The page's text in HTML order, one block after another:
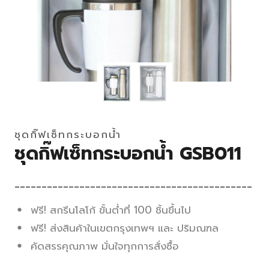
ชุดกิ๊ฟเซ็ทกระบอกน้ำ
ชุดกิ๊ฟเซ็ทกระบอกน้ำ GSB011
____________________________________________
ฟรี! สกรีนโลโก้ ขั้นต่ำที่ 100 ชิ้นขึ้นไป
ฟรี! ส่งสินค้าในเขตกรุงเทพฯ และ ปริมณฑล
คัดสรรคุณภาพ มั่นใจทุกการสั่งซื้อ